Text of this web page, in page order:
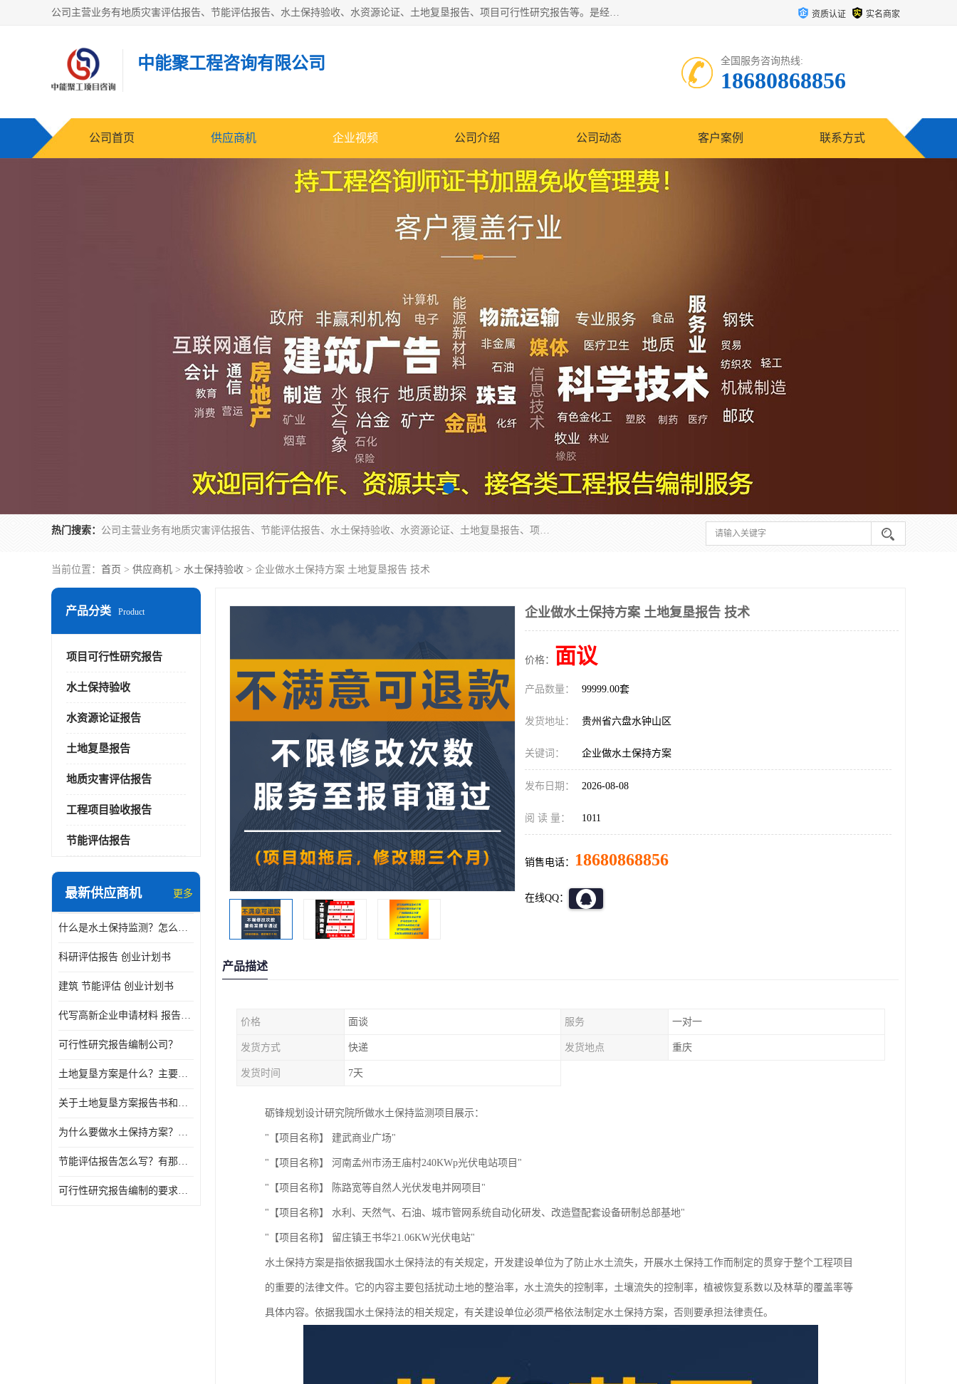
公司主营业务有地质灾害评估报告、节能评估报告、水土保持验收、水资源论证、土地复垦报告、项目可行性研究报告等。是经国家工商总局批准，在法律、法规、决定规定禁止的不得经营；法律、法规、决定规定应当许可（审批）的，经审批机关批准后凭许可（审批）文件经营;法律、法规，市场主体自主选择经营。 资质认证 实名商家
中能聚工程咨询有限公司 全国服务咨询热线:
18680868856
公司首页 供应商机 企业视频 公司介绍 公司动态 客户案例 联系方式
热门搜索： 公司主营业务有地质灾害评估报告、节能评估报告、水土保持验收、水资源论证、土地复垦报告、项目可行性研究报告等。是经国家工商总局批准，在法律、法规、决定规定禁止的不得经营；法律、法规、决定规定应当许可（审批）的，经审批机关批准后凭许可（审批）文件经营;法律、法规，市场主体自主选择经营。
当前位置： 首页 > 供应商机 > 水土保持验收 > 企业做水土保持方案 土地复垦报告 技术
产品分类 Product
项目可行性研究报告
水土保持验收
水资源论证报告
土地复垦报告
地质灾害评估报告
工程项目验收报告
节能评估报告
最新供应商机 更多
什么是水土保持监测？怎么做水土保持监测？
科研评估报告 创业计划书
建筑 节能评估 创业计划书
代写高新企业申请材料 报告公司
可行性研究报告编制公司？
土地复垦方案是什么？主要编制什么内容？
关于土地复垦方案报告书和报告表编制的问题？
为什么要做水土保持方案？需要验收水保方案吗？
节能评估报告怎么写？有那些要求？
可行性研究报告编制的要求？什么是可行性研究报告？
企业做水土保持方案 土地复垦报告 技术
价格： 面议
产品数量： 99999.00套
发货地址： 贵州省六盘水钟山区
关键词： 企业做水土保持方案
发布日期： 2026-08-08
阅 读 量： 1011
销售电话： 18680868856
在线QQ：
产品描述
价格 面谈 服务 一对一
发货方式 快递 发货地点 重庆
发货时间 7天
砺锋规划设计研究院所做水土保持监测项目展示：
"【项目名称】 建武商业广场"
"【项目名称】 河南孟州市汤王庙村240KWp光伏电站项目"
"【项目名称】 陈路宽等自然人光伏发电并网项目"
"【项目名称】 水利、天然气、石油、城市管网系统自动化研发、改造暨配套设备研制总部基地"
"【项目名称】 留庄镇王书华21.06KW光伏电站"
水土保持方案是指依据我国水土保持法的有关规定，开发建设单位为了防止水土流失，开展水土保持工作而制定的贯穿于整个工程项目
的重要的法律文件。它的内容主要包括扰动土地的整治率，水土流失的控制率，土壤流失的控制率，植被恢复系数以及林草的覆盖率等
具体内容。依据我国水土保持法的相关规定，有关建设单位必须严格依法制定水土保持方案，否则要承担法律责任。